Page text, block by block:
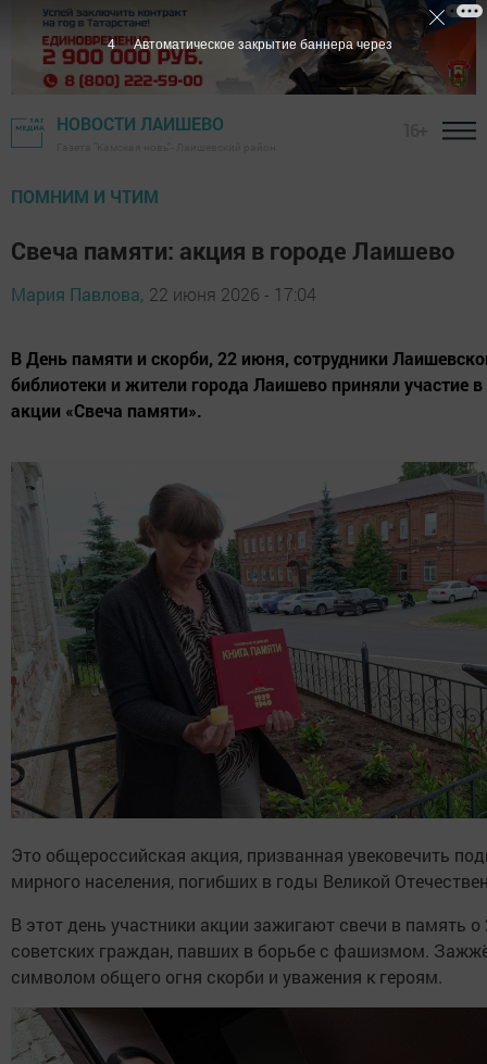
НОВОСТИ ЛАИШЕВО
ПОМНИМ И ЧТИМ
Свеча памяти: акция в городе Лаишево
Мария Павлова, 22 июня 2026 - 17:04
В День памяти и скорби, 22 июня, сотрудники
библиотеки и жители города Лаишево приняли участие
акции «Свеча памяти».
Это общероссийская акция, призванная увековечить
мирного населения, погибших в годы Великой
В этот день участники акции зажигают свечи в память
советских граждан, павших в борьбе с фашизмом.
символом общего огня скорби и уважения к героям.
2 Автоматическое закрытие баннера через